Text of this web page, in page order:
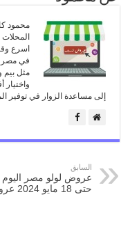
محمود
اسرع
في
مثل بيم
إلى مساعدة الزوار في توفير
السابق
حتى 18 مايو 2024 عروض حصرية